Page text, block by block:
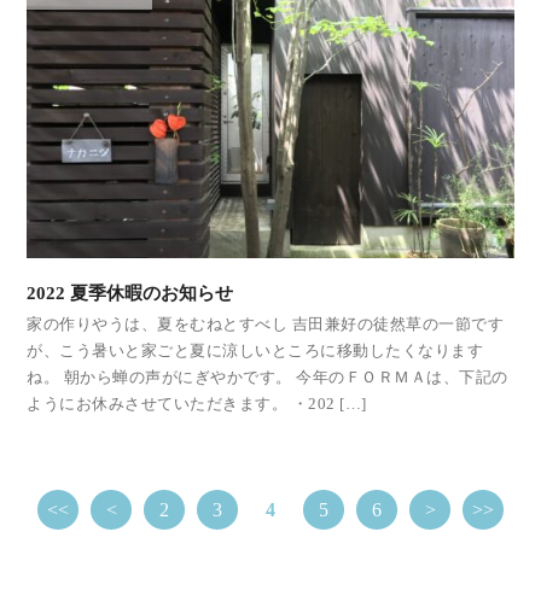
2022 夏季休暇のお知らせ
家の作りやうは、夏をむねとすべし 吉田兼好の徒然草の一節です
が、こう暑いと家ごと夏に涼しいところに移動したくなります
ね。 朝から蝉の声がにぎやかです。 今年のＦＯＲＭＡは、下記の
ようにお休みさせていただきます。 ・202 […]
<< < 2 3 4 5 6 > >>